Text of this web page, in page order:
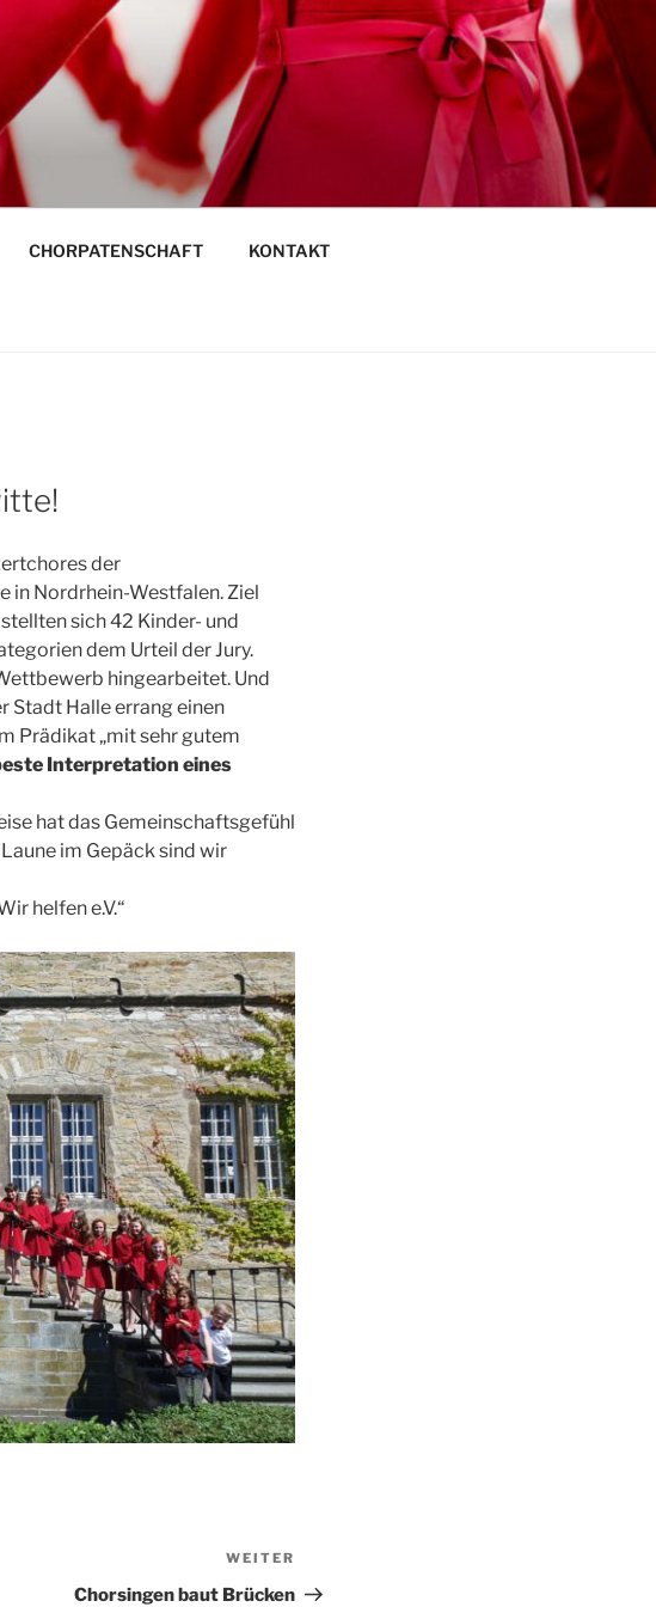
HALLE
CHORPATENSCHAFT KONTAKT
der
in Nordrhein-Westfalen. Ziel
sich 42 Kinder- und
dem Urteil der Jury.
hingearbeitet. Und
Stadt Halle errang einen
Prädikat „mit sehr gutem
Interpretation eines
hat das Gemeinschaftsgefühl
im Gepäck sind wir
helfen e.V.“
Beitrag
WEITER
Chorsingen baut Brücken